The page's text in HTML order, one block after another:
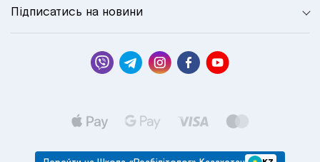
Підписатись на новини